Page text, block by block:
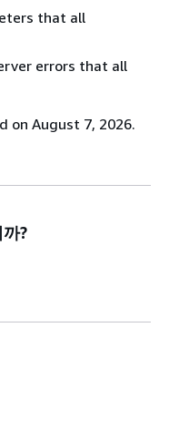
that all
errors that all
on August 7, 2026.
?